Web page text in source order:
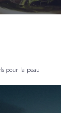
pour la peau